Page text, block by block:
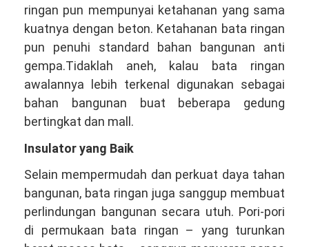
ringan pun mempunyai ketahanan yang sama
kuatnya dengan beton. Ketahanan bata ringan
pun penuhi standard bahan bangunan anti
gempa.Tidaklah aneh, kalau bata ringan
awalannya lebih terkenal digunakan sebagai
bahan bangunan buat beberapa gedung
bertingkat dan mall.
Insulator yang Baik
Selain mempermudah dan perkuat daya tahan
bangunan, bata ringan juga sanggup membuat
perlindungan bangunan secara utuh. Pori-pori
di permukaan bata ringan – yang turunkan